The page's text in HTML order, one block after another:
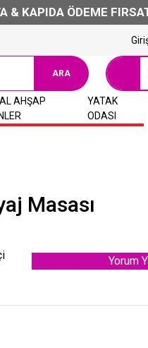
KAPIDA ÖDEME FIRSATI!
ARA
AHŞAP
YATAK
ODASI
Masası
Yorum